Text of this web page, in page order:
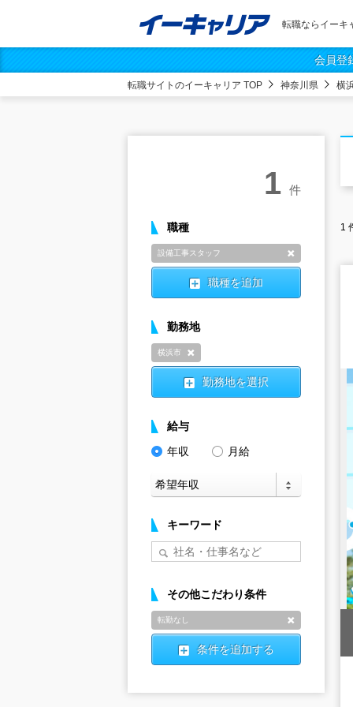
転職ならイーキ
会員登
転職サイトのイーキャリア TOP 神奈川県 横
1
1 件
職種
設備工事スタッフ
職種を追加
勤務地
横浜市
勤務地を選択
給与
年収
月給
キーワード
その他こだわり条件
転勤なし
条件を追加する